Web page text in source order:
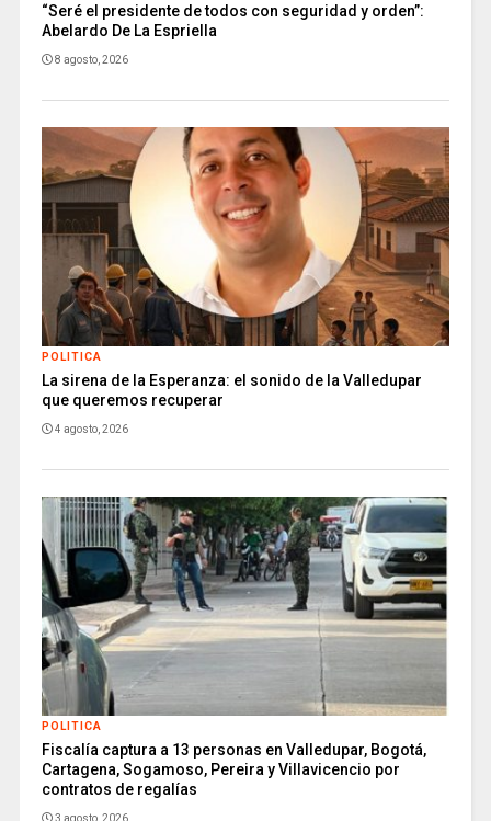
“Seré el presidente de todos con seguridad y orden”:
Abelardo De La Espriella
8 agosto, 2026
POLITICA
La sirena de la Esperanza: el sonido de la Valledupar
que queremos recuperar
4 agosto, 2026
POLITICA
Fiscalía captura a 13 personas en Valledupar, Bogotá,
Cartagena, Sogamoso, Pereira y Villavicencio por
contratos de regalías
3 agosto, 2026